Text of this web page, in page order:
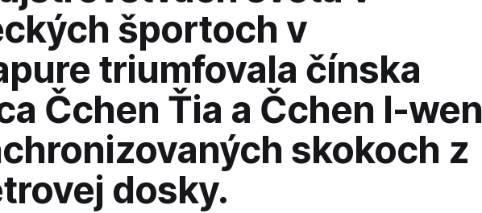
športoch v
triumfovala čínska
Čchen Ťia a Čchen I-wen
skokoch z
dosky.